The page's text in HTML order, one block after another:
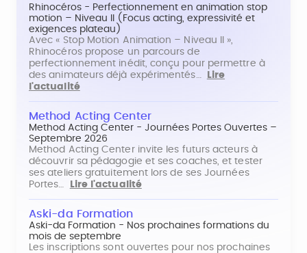
Rhinocéros - Perfectionnement en animation stop
motion – Niveau II (Focus acting, expressivité et
exigences plateau)
Avec « Stop Motion Animation – Niveau II »,
Rhinocéros propose un parcours de
perfectionnement inédit, conçu pour permettre à
des animateurs déjà expérimentés…
Lire
l'actualité
Method Acting Center
Method Acting Center - Journées Portes Ouvertes –
Septembre 2026
Method Acting Center invite les futurs acteurs à
découvrir sa pédagogie et ses coaches, et tester
ses ateliers gratuitement lors de ses Journées
Portes…
Lire l'actualité
Aski-da Formation
Aski-da Formation - Nos prochaines formations du
mois de septembre
Les inscriptions sont ouvertes pour nos prochaines